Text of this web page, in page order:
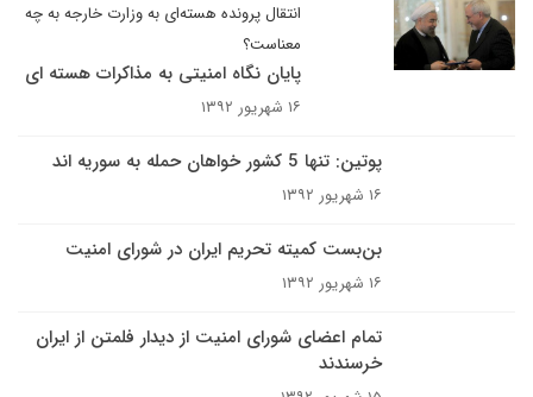
انتقال پرونده هسته‌ای به وزارت خارجه به چه
معناست؟
پایان نگاه امنیتی به مذاکرات هسته ای
۱۶ شهریور ۱۳۹۲
پوتین: تنها 5 کشور خواهان حمله به سوریه اند
۱۶ شهریور ۱۳۹۲
بن‌بست کمیته تحریم‌ ایران در شورای‌ امنیت
۱۶ شهریور ۱۳۹۲
تمام اعضای شورای امنیت از دیدار فلمتن از ایران
خرسندند